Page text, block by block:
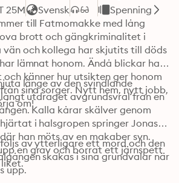
25M Svensk
Spenning
till Fatmomakke med lång
brott och gängkriminalitet i
vän och kollega har skjutits till döds
lämnat honom. Ändå blickar han
känner hur utsikten ger honom
sina sorger. Nytt hem, nytt jobb,
om!
länge av den svindlande
utdraget avgrundsvrål från en
Kalla kårar skälver genom
i halsgropen springer Jonas
han möts av en makaber syn.
en grav och borrat ett järnspett
av ytterligare ett mord och den
skakas i sina grundvalar när
upp.